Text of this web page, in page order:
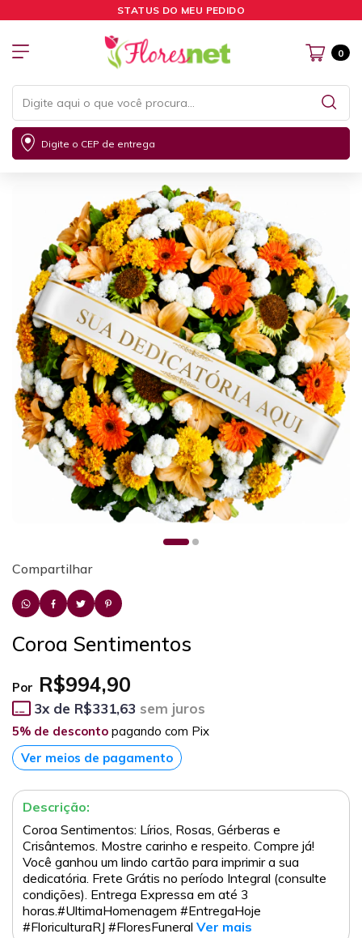
STATUS DO MEU PEDIDO
0
Digite o CEP de entrega
Compartilhar
Coroa Sentimentos
Por R$994,90
3x de R$331,63 sem juros
5% de desconto pagando com Pix
Ver meios de pagamento
Descrição:
Coroa Sentimentos: Lírios, Rosas, Gérberas e
Crisântemos. Mostre carinho e respeito. Compre já!
Você ganhou um lindo cartão para imprimir a sua
dedicatória. Frete Grátis no período Integral (consulte
condições). Entrega Expressa em até 3
horas.#UltimaHomenagem #EntregaHoje
#FloriculturaRJ #FloresFuneral Ver mais